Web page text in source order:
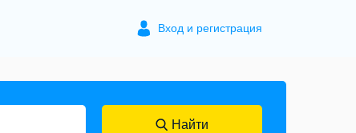
Вход и регистрация
Найти